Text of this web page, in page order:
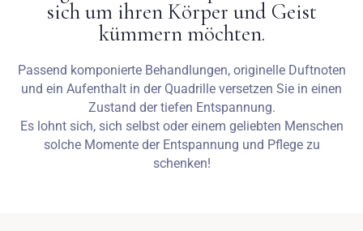
PL
sich um ihren Körper und Geist
kümmern möchten.
Passend komponierte Behandlungen, originelle Duftnoten
und ein Aufenthalt in der Quadrille versetzen Sie in einen
Zustand der tiefen Entspannung.
Es lohnt sich, sich selbst oder einem geliebten Menschen
solche Momente der Entspannung und Pflege zu
schenken!